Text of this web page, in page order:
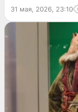
31 мая, 2026, 23:10